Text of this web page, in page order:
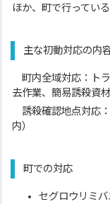
ほか、町で行ってい
主な初動対応の内
町内全域対応：ト
去作業、簡易誘殺資
誘殺確認地点対応
内）
町での対応
セグロウリミ